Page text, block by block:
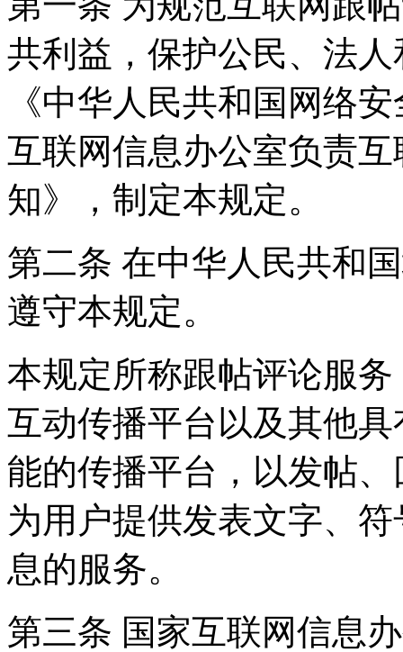
共利益，保护公民、法
《中华人民共和国网络
互联网信息办公室负责
知》，制定本规定。
第二条 在中华人民共和
遵守本规定。
本规定所称跟帖评论服
互动传播平台以及其他
能的传播平台，以发帖
为用户提供发表文字、
息的服务。
第三条 国家互联网信息